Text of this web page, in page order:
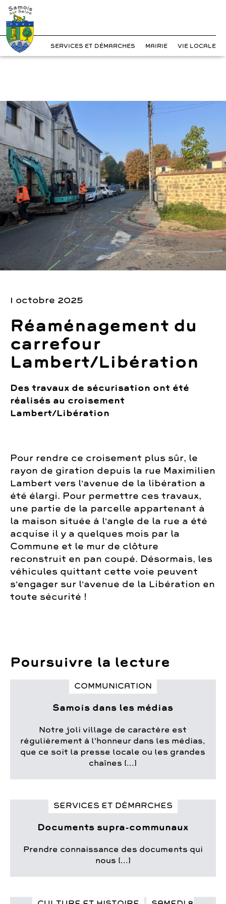
?>
Skip
to
content
SERVICES ET DÉMARCHES MAIRIE VIE LOCALE
1 octobre 2025
Réaménagement du
carrefour
Lambert/Libération
Des travaux de sécurisation ont été
réalisés au croisement
Lambert/Libération
Pour rendre ce croisement plus sûr, le
rayon de giration depuis la rue Maximilien
Lambert vers l’avenue de la libération a
été élargi. Pour permettre ces travaux,
une partie de la parcelle appartenant à
la maison située à l’angle de la rue a été
acquise il y a quelques mois par la
Commune et le mur de clôture
reconstruit en pan coupé. Désormais, les
véhicules quittant cette voie peuvent
s’engager sur l’avenue de la Libération en
toute sécurité !
Poursuivre la lecture
COMMUNICATION
Samois dans les médias
Notre joli village de caractère est
régulièrement à l'honneur dans les médias,
que ce soit la presse locale ou les grandes
chaînes [...]
SERVICES ET DÉMARCHES
Documents supra-communaux
Prendre connaissance des documents qui
nous [...]
Cookies management panel